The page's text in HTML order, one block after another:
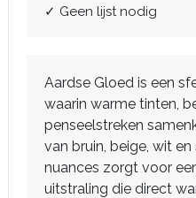
✓ Geen lijst nodig
Aardse Gloed is een
waarin warme tinten,
penseelstreken
van bruin, beige, wit
nuances zorgt voor
uitstraling die direct